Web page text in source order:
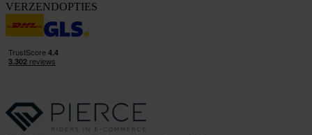
VERZENDOPTIES